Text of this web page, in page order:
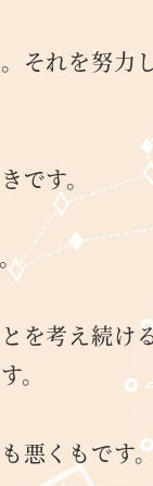
それを努力
です。
を考え続け
。
悪くもです。